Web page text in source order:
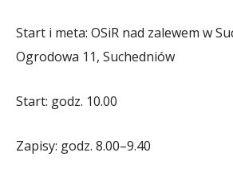
Start i meta: OSiR nad zalewem w
Ogrodowa 11, Suchedniów
Start: godz. 10.00
Zapisy: godz. 8.00–9.40